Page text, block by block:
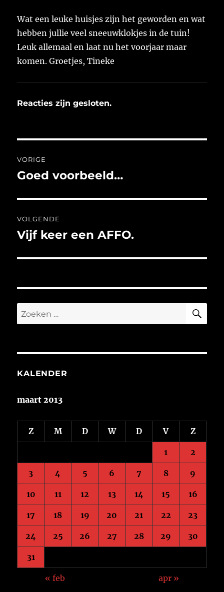
Wat een leuke huisjes zijn het geworden en wat
hebben jullie veel sneeuwklokjes in de tuin!
Leuk allemaal en laat nu het voorjaar maar
komen. Groetjes, Tineke
Reacties zijn gesloten.
navigatie
VORIGE
Vorig
Goed voorbeeld…
VOLGENDE
Volgend
Vijf keer een AFFO.
Zoeken
naar:
KALENDER
maart 2013
Z M D W D V Z
1 2
3 4 5 6 7 8 9
10 11 12 13 14 15 16
17 18 19 20 21 22 23
24 25 26 27 28 29 30
31
« feb apr »